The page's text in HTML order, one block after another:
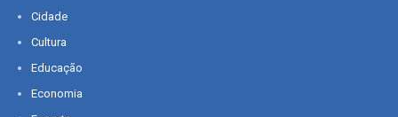
Cidade
Cultura
Educação
Economia